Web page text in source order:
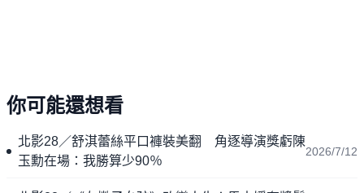
你可能還想看
北影28／舒淇蕾絲平口褲裝美翻 角逐導演獎虧陳
玉勳在場：我勝算少90％
2026/7/12